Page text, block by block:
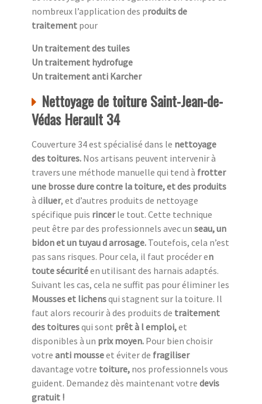
nombreux l’application des produits de
traitement pour
Un traitement des tuiles
Un traitement hydrofuge
Un traitement anti Karcher
Nettoyage de toiture Saint-Jean-de-
Védas Herault 34
Couverture 34 est spécialisé dans le nettoyage
des toitures. Nos artisans peuvent intervenir à
travers une méthode manuelle qui tend à frotter
une brosse dure contre la toiture, et des produits
à diluer, et d’autres produits de nettoyage
spécifique puis rincerle tout. Cette technique
peut être par des professionnels avec un seau, un
bidon et un tuyau d arrosage. Toutefois, cela n’est
pas sans risques. Pour cela, il faut procéder en
toute sécuritéen utilisant des harnais adaptés.
Suivant les cas, cela ne suffit pas pour éliminer les
Mousses et lichensqui stagnent sur la toiture. Il
faut alors recourir à des produits de traitement
des toituresqui sont prêt à l emploi,et
disponibles à un prix moyen. Pour bien choisir
votre anti mousseet éviter de fragiliser
davantage votre toiture, nos professionnels vous
guident. Demandez dès maintenant votre devis
gratuit !